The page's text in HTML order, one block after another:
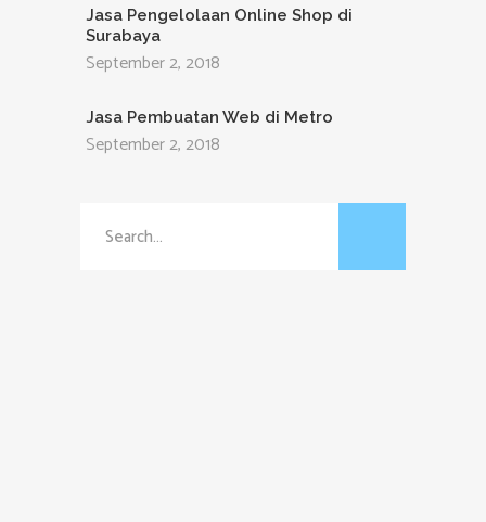
Jasa Pengelolaan Online Shop di
Surabaya
September 2, 2018
Jasa Pembuatan Web di Metro
September 2, 2018